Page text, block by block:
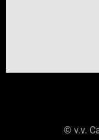
© v.v.